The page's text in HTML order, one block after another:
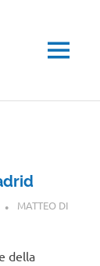
MENU
MATTEO DI
della